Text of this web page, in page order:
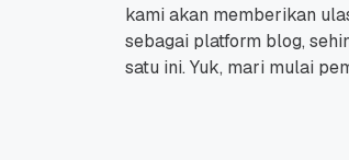
kami akan memberikan
sebagai platform blog,
satu ini. Yuk, mari mulai